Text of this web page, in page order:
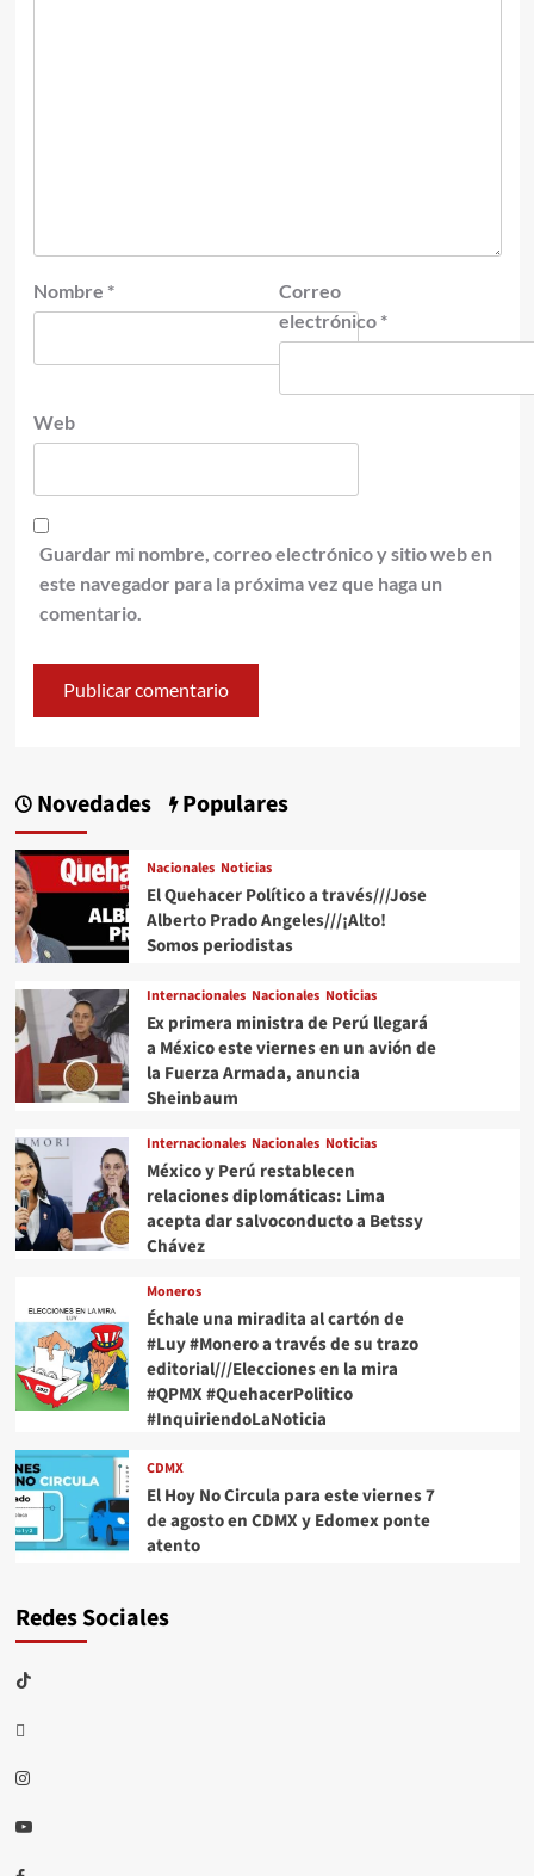
Nombre *
Correo
electrónico *
Web
Guardar mi nombre, correo electrónico y sitio web en
este navegador para la próxima vez que haga un
comentario.
Novedades Populares
Nacionales Noticias
El Quehacer Político a través///Jose
Alberto Prado Angeles///¡Alto!
Somos periodistas
Internacionales Nacionales Noticias
Ex primera ministra de Perú llegará
a México este viernes en un avión de
la Fuerza Armada, anuncia
Sheinbaum
Internacionales Nacionales Noticias
México y Perú restablecen
relaciones diplomáticas: Lima
acepta dar salvoconducto a Betssy
Chávez
Moneros
Échale una miradita al cartón de
#Luy #Monero a través de su trazo
editorial///Elecciones en la mira
#QPMX #QuehacerPolitico
#InquiriendoLaNoticia
CDMX
El Hoy No Circula para este viernes 7
de agosto en CDMX y Edomex ponte
atento
Redes Sociales
TikTok
threads
Instagram
Youtube